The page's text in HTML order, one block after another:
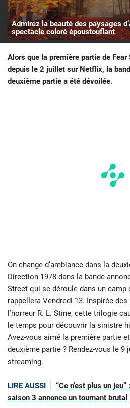
Admirez la beauté des paysages
spectacle coloré époustouflant
Alors que la première partie de
depuis le 2 juillet sur Netflix, la
deuxième partie a été dévoilée.
On change d’ambiance dans la
Direction 1978 dans la bande-
Street qui se déroule dans un camp
rappellera Vendredi 13. Inspirée
l’horreur R. L. Stine, cette trilogie
le temps pour découvrir la sinistre
Avez-vous aimé la première partie
deuxième partie ? Rendez-vous le
streaming.
LIRE AUSSI
“Ce n’est plus un
saison 3 annonce un tournant brutal